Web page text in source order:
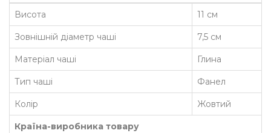
Висота 11 см
Зовнішній діаметр чаші 7,5 см
Матеріал чаші Глина
Тип чаші Фанел
Колір Жовтий
Країна-виробника товару